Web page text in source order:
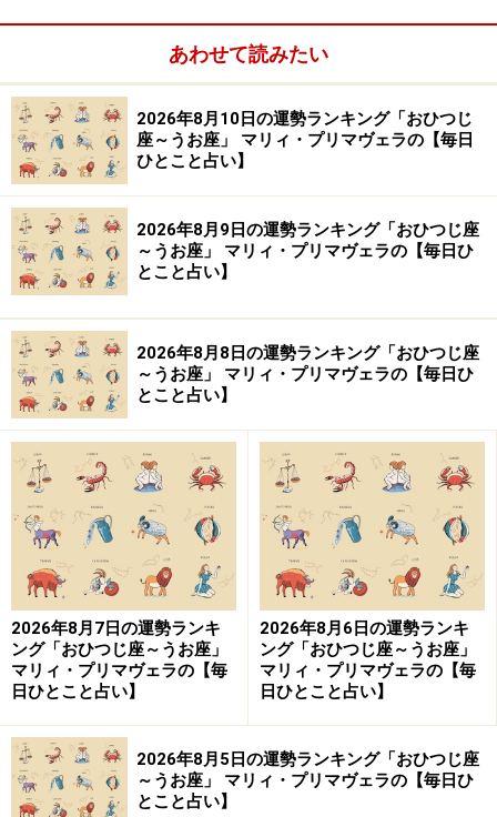
【この記事の筆者：生田目浩美.】
気学風水鑑定家。心理学研究家としても活動。1998年か
ら風水師に師事し、風水、九星、祐気採り（吉方位判
断）、吉日の選定、手相・姓名判断、家相学などを学
ぶ。上から押し付けるのではなく、「相手の気持ちに寄
り添う」鑑定スタイルは多くの読者の心をつかんで離さ
ない。テレビ、ラジオなどへの出演や、Webメディア、
雑誌での執筆など幅広く活躍中。好きな食べ物は桃と餃
【イラスト】
ほんま ちあき
※記事内容は執筆時点のものです。最新の内容をご確認くださ
い。
【編集部おすすめの購入サイト】
Amazonで占い関連の商品をチェック！
楽天市場で占い関連の商品をチェック！
あわせて読みたい
2026年8月10日の運勢ランキング「おひつじ
座～うお座」 マリィ・プリマヴェラの【毎日
ひとこと占い】
2026年8月9日の運勢ランキング「おひつじ座
～うお座」 マリィ・プリマヴェラの【毎日ひ
とこと占い】
2026年8月8日の運勢ランキング「おひつじ座
～うお座」 マリィ・プリマヴェラの【毎日ひ
とこと占い】
2026年8月7日の運勢ランキ
ング「おひつじ座～うお座」
マリィ・プリマヴェラの【毎
日ひとこと占い】
2026年8月6日の運勢ランキ
ング「おひつじ座～うお座」
マリィ・プリマヴェラの【毎
日ひとこと占い】
2026年8月5日の運勢ランキング「おひつじ座
～うお座」 マリィ・プリマヴェラの【毎日ひ
とこと占い】